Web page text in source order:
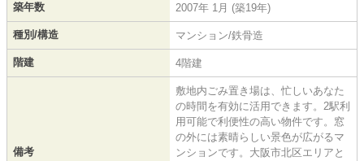
築年数 2007年 1月 (築19年)
種別/構造 マンション/鉄骨造
階建 4階建
備考
敷地内ごみ置き場は、忙しいあなた
の時間を有効に活用できます。2駅利
用可能で利便性の高い物件です。窓
の外には素晴らしい景色が広がるマ
ンションです。大阪市北区エリアと